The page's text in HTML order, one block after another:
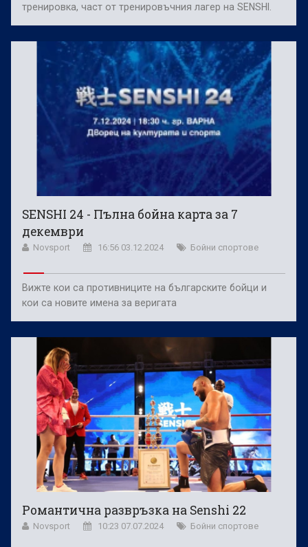
тренировка, част от тренировъчния лагер на SENSHI.
SENSHI 24 - Пълна бойна карта за 7
декември
Novsport 16:56 03.12.2024 Бойни спортове
Вижте кои са противниците на българските бойци и
кои са новите имена за веригата
Романтична развръзка на Senshi 22
Novsport 10:23 07.07.2024 Бойни спортове